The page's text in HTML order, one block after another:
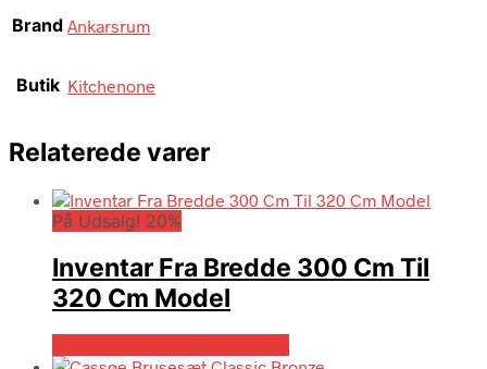
Brand Ankarsrum
Butik Kitchenone
Relaterede varer
På Udsalg! 20%
Inventar Fra Bredde 300 Cm Til
320 Cm Model